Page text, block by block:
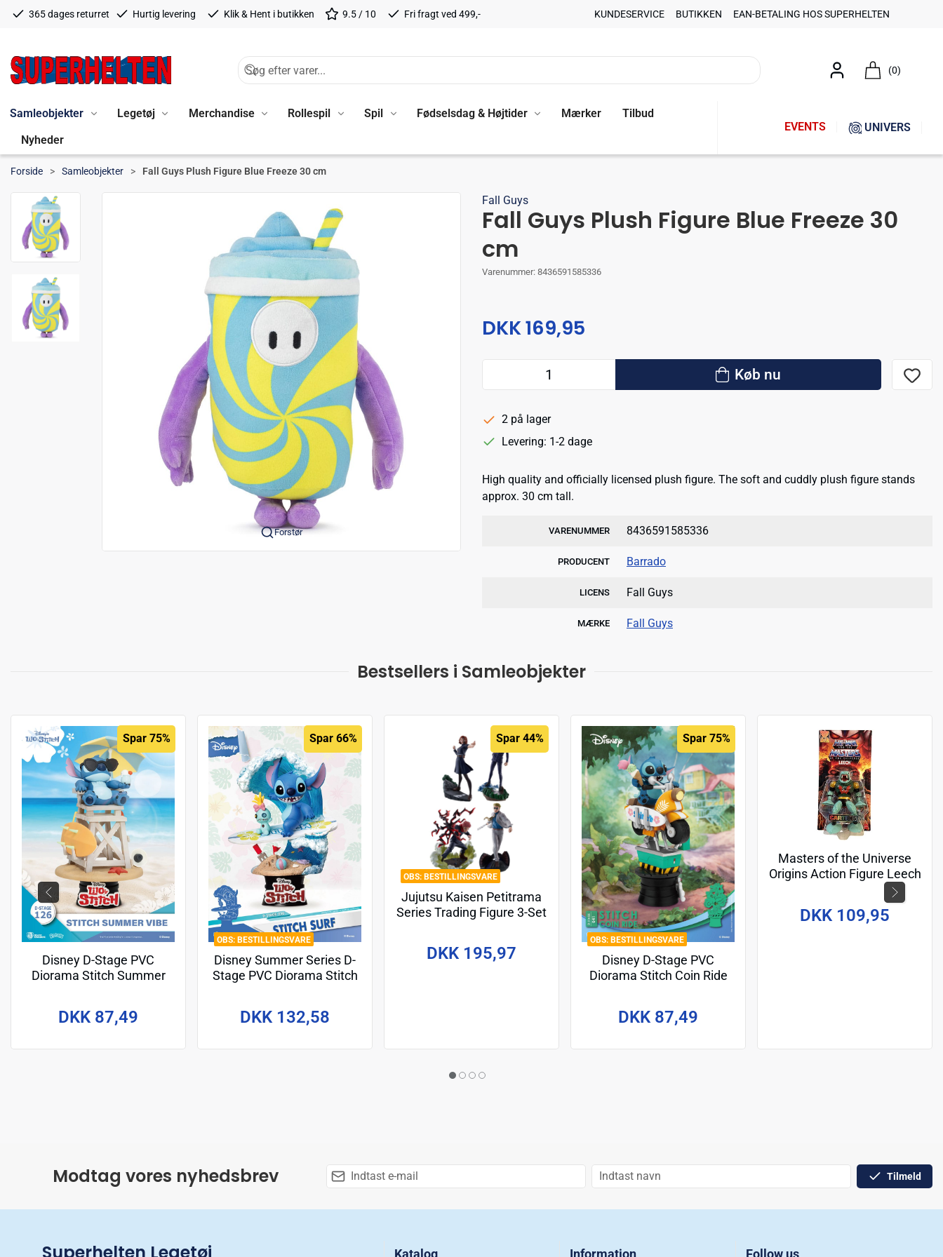
365 dages returret Hurtig levering Klik & Hent i butikken 9.5 / 10 Fri fragt ved 499,- KUNDESERVICE BUTIKKEN EAN-BETALING HOS SUPERHELTEN
(0)
Samleobjekter Legetøj Merchandise Rollespil Spil Fødselsdag & Højtider Mærker
Tilbud
Nyheder
EVENTS UNIVERS
Forside Samleobjekter Fall Guys Plush Figure Blue Freeze 30 cm
Forstør
Fall Guys
Fall Guys Plush Figure Blue Freeze 30
cm
Varenummer: 8436591585336
DKK 169,95
Køb nu
2 på lager
Levering: 1-2 dage
High quality and officially licensed plush figure. The soft and cuddly plush figure stands
approx. 30 cm tall.
VARENUMMER 8436591585336
PRODUCENT Barrado
LICENS Fall Guys
MÆRKE Fall Guys
Bestsellers i Samleobjekter
Spar 75%
Disney D-Stage PVC
Diorama Stitch Summer
DKK 87,49
BESTILLINGSVARE
Spar 66%
Disney Summer Series D-
Stage PVC Diorama Stitch
DKK 132,58
BESTILLINGSVARE
Spar 44%
Jujutsu Kaisen Petitrama
Series Trading Figure 3-Set
DKK 195,97
BESTILLINGSVARE
Spar 75%
Disney D-Stage PVC
Diorama Stitch Coin Ride
DKK 87,49
Masters of the Universe
Origins Action Figure Leech
(Cartoon Collection) 14 cm
DKK 109,95
Modtag vores nyhedsbrev Tilmeld
Superhelten Legetøj Katalog Information Follow us